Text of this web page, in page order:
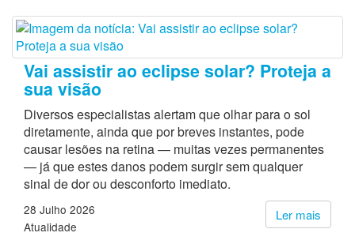
Vai assistir ao eclipse solar? Proteja a
sua visão
Diversos especialistas alertam que olhar para o sol
diretamente, ainda que por breves instantes, pode
causar lesões na retina — muitas vezes permanentes
— já que estes danos podem surgir sem qualquer
sinal de dor ou desconforto imediato.
Ler mais
28 Julho 2026
Atualidade